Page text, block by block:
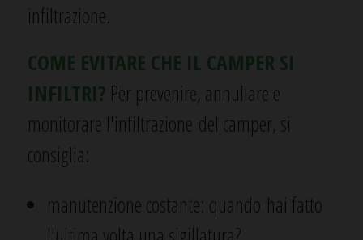
infiltrazione.
COME EVITARE CHE IL CAMPER SI
INFILTRI? Per prevenire, annullare e
monitorare l'infiltrazione del camper, si
consiglia:
manutenzione costante: quando hai fatto